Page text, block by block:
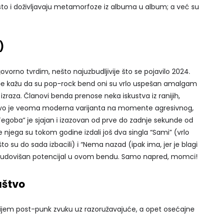
i doživljavaju metamorfoze iz albuma u album; a već su
tvrdim, nešto najuzbudljivije što se pojavilo 2024.
kažu da su pop-rock bend oni su vrlo uspešan amalgam
Članovi benda prenose neka iskustva iz ranijih,
je veoma moderna varijanta na momente agresivnog,
je sjajan i izazovan od prve do zadnje sekunde od
njega su tokom godine izdali još dva singla “Sami” (vrlo
su do sada izbacili) i “Nema nazad (ipak ima, jer je blagi
potencijal u ovom bendu. Samo napred, momci!
post-punk zvuku uz razoružavajuće, a opet osećajne